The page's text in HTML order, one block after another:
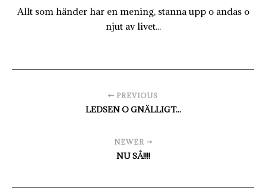
Allt som händer har en mening, stanna upp o andas o
njut av livet...
PREVIOUS
LEDSEN O GNÄLLIGT...
NEWER
NU SÅ!!!!